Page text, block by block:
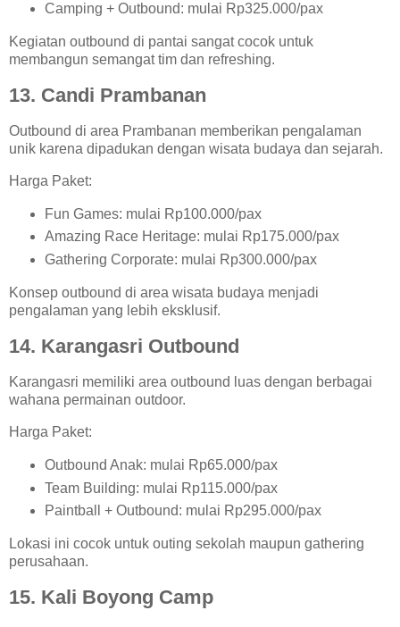
Camping + Outbound: mulai Rp325.000/pax
Kegiatan outbound di pantai sangat cocok untuk
membangun semangat tim dan refreshing.
13. Candi Prambanan
Outbound di area Prambanan memberikan pengalaman
unik karena dipadukan dengan wisata budaya dan sejarah.
Harga Paket:
Fun Games: mulai Rp100.000/pax
Amazing Race Heritage: mulai Rp175.000/pax
Gathering Corporate: mulai Rp300.000/pax
Konsep outbound di area wisata budaya menjadi
pengalaman yang lebih eksklusif.
14. Karangasri Outbound
Karangasri memiliki area outbound luas dengan berbagai
wahana permainan outdoor.
Harga Paket:
Outbound Anak: mulai Rp65.000/pax
Team Building: mulai Rp115.000/pax
Paintball + Outbound: mulai Rp295.000/pax
Lokasi ini cocok untuk outing sekolah maupun gathering
perusahaan.
15. Kali Boyong Camp